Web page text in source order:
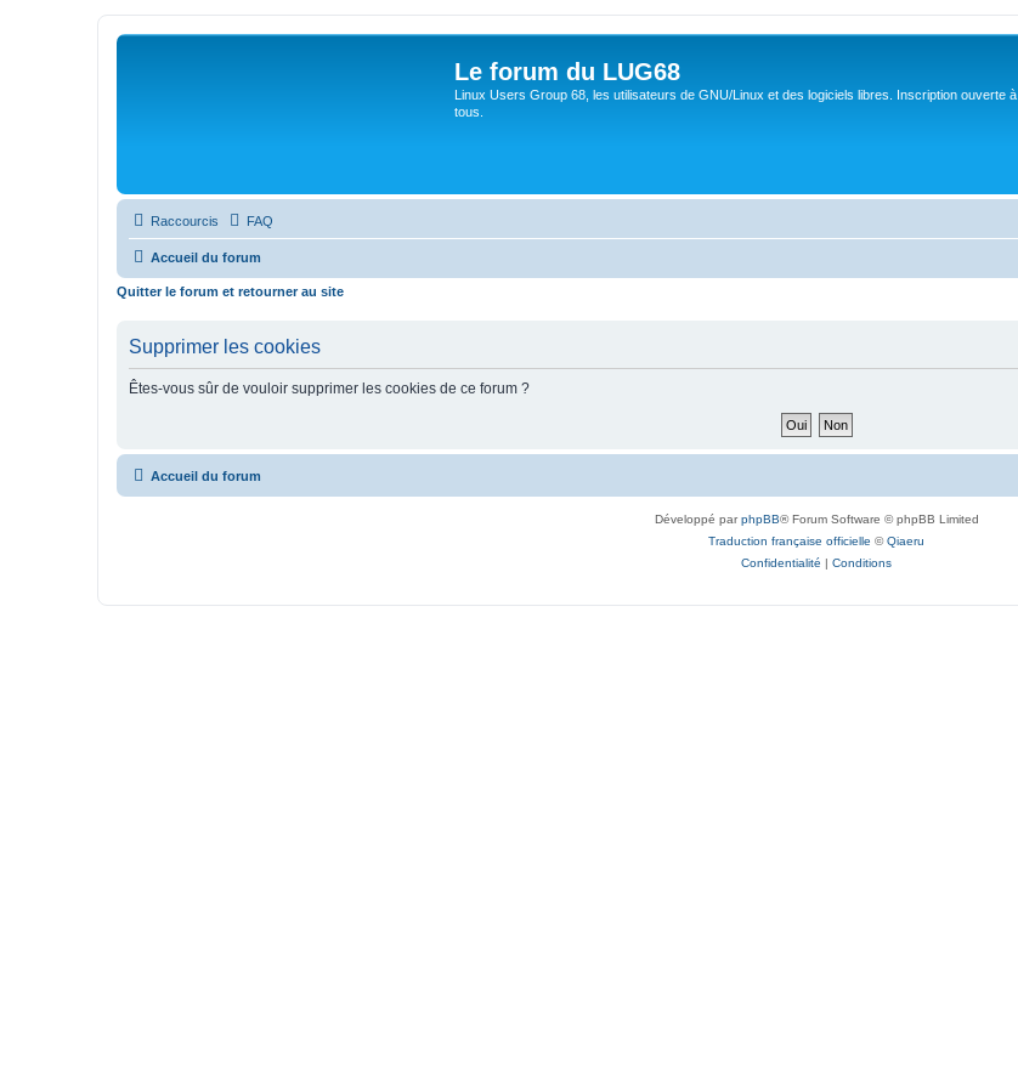
Le forum du LUG68
Linux Users Group 68, les utilisateurs de GNU/Linux et des logiciels libres. Inscription ouverte à
tous.
Raccourcis FAQ
Accueil du forum
Quitter le forum et retourner au site
Supprimer les cookies
Êtes-vous sûr de vouloir supprimer les cookies de ce forum ?
Accueil du forum
Développé parphpBB® Forum Software © phpBB Limited
Traduction française officielle ©Qiaeru
Confidentialité | Conditions